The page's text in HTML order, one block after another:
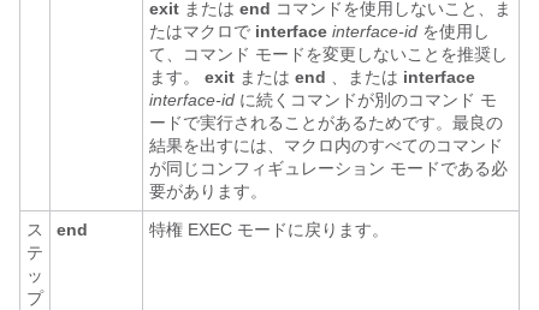
exit または end コマンドを使用しないこと、ま
たはマクロで interface interface-id を使用し
て、コマンド モードを変更しないことを推奨し
ます。
exit または end 、または interface
interface-id に続くコマンドが別のコマンド モ
ードで実行されることがあるためです。最良の
結果を出すには、マクロ内のすべてのコマンド
が同じコンフィギュレーション モードである必
要があります。
ス
テ
ッ
プ
end 特権 EXEC モードに戻ります。